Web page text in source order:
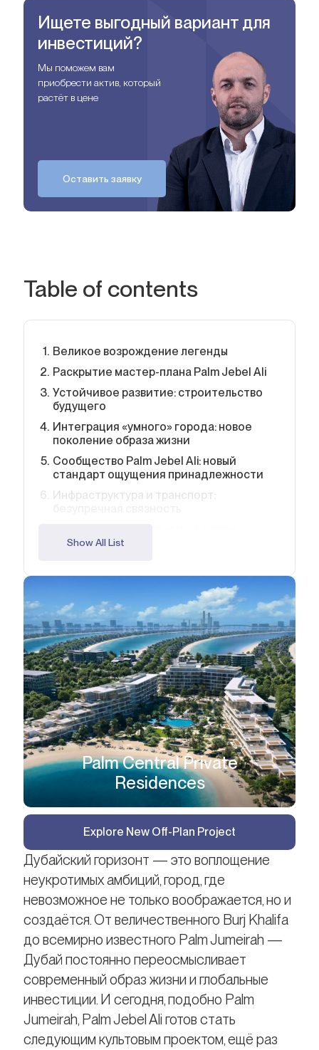
Ищете выгодный вариант для
инвестиций?
Мы поможем вам
приобрести актив, который
растёт в цене
Оставить заявку
Дубайский горизонт — это воплощение
неукротимых амбиций, город, где
невозможное не только воображается, но и
создаётся. От величественного Burj Khalifa
до всемирно известного Palm Jumeirah —
Дубай постоянно переосмысливает
современный образ жизни и глобальные
инвестиции. И сегодня, подобно Palm
Jumeirah, Palm Jebel Ali готов стать
следующим культовым проектом, ещё раз
Palm Central Private
Residences
Explore New Off-Plan Project
Table of contents
Великое возрождение легенды
Раскрытие мастер-плана Palm Jebel Ali
Устойчивое развитие: строительство
будущего
Интеграция «умного» города: новое
поколение образа жизни
Сообщество Palm Jebel Ali: новый
стандарт ощущения принадлежности
Инфраструктура и транспорт:
измерение повседневности
финансовый выбор
Высокий потенциал роста стоимости
Высокая доходность от аренды
Стратегическое расположение и
будущее развитие
Не упустите возможность
FAQ: Ваши вопросы и ответы
Show All List